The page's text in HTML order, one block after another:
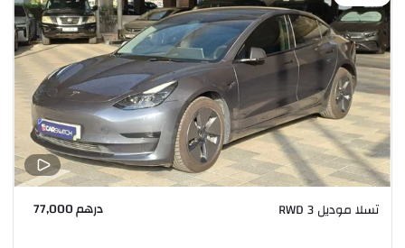
تسلا موديل 3 RWD درهم 77,000